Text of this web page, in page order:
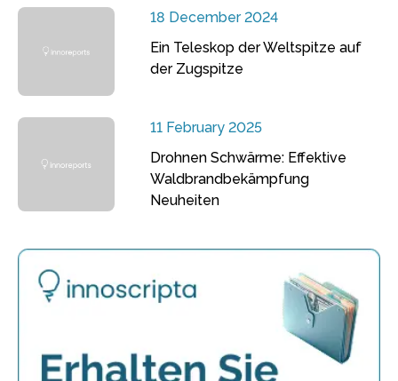
18 December 2024
Ein Teleskop der Weltspitze auf
der Zugspitze
11 February 2025
Drohnen Schwärme: Effektive
Waldbrandbekämpfung
Neuheiten